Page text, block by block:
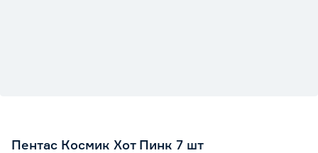
Пентас Космик Хот Пинк 7 шт